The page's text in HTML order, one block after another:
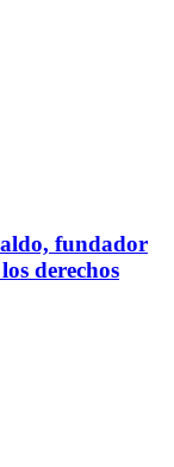
fundador
derechos